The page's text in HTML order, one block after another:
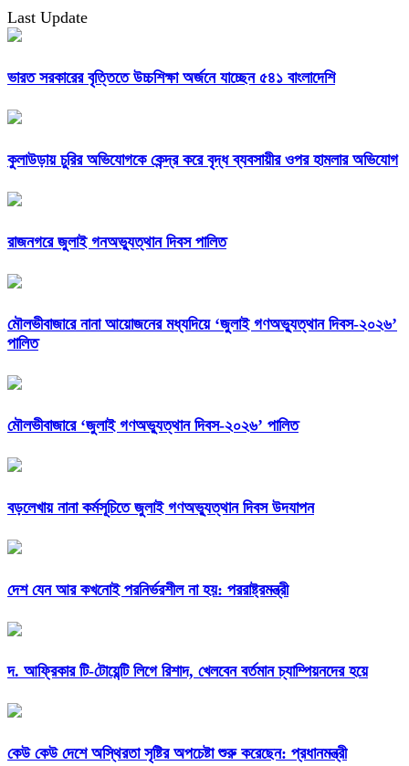
Last Update
ভারত সরকারের বৃত্তিতে উচ্চশিক্ষা অর্জনে যাচ্ছেন ৫৪১ বাংলাদেশি
কুলাউড়ায় চুরির অভিযোগকে কেন্দ্র করে বৃদ্ধ ব্যবসায়ীর ওপর হামলার অভিযোগ
রাজনগরে জুলাই গনঅভ্যুত্থান দিবস পালিত
মৌলভীবাজারে নানা আয়োজনের মধ্যদিয়ে ‘জুলাই গণঅভ্যুত্থান দিবস-২০২৬’
পালিত
মৌলভীবাজারে ‘জুলাই গণঅভ্যুত্থান দিবস-২০২৬’ পালিত
বড়লেখায় নানা কর্মসূচিতে জুলাই গণঅভ্যুত্থান দিবস উদযাপন
দেশ যেন আর কখনোই পরনির্ভরশীল না হয়: পররাষ্ট্রমন্ত্রী
দ. আফ্রিকার টি-টোয়েন্টি লিগে রিশাদ, খেলবেন বর্তমান চ্যাম্পিয়নদের হয়ে
কেউ কেউ দেশে অস্থিরতা সৃষ্টির অপচেষ্টা শুরু করেছেন: প্রধানমন্ত্রী